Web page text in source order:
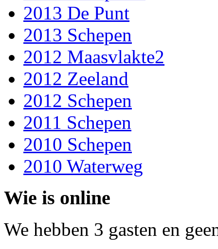
2013 De Punt
2013 Schepen
2012 Maasvlakte2
2012 Zeeland
2012 Schepen
2011 Schepen
2010 Schepen
2010 Waterweg
Wie is online
We hebben 3 gasten en